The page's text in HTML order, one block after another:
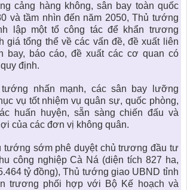
cảng hàng không, sân bay toàn quốc
và tầm nhìn đến năm 2050, Thủ tướng
lập một tổ công tác để khẩn trương
giá tổng thể về các vấn đề, đề xuất liên
bay, báo cáo, đề xuất các cơ quan có
định.
nhấn mạnh, các sân bay lưỡng
vụ tốt nhiệm vụ quân sự, quốc phòng,
huấn huyện, sẵn sàng chiến đấu và
của các đơn vị không quân.
tướng sớm phê duyệt chủ trương đầu tư
công nghiệp Cà Ná (diện tích 827 ha,
tỷ đồng), Thủ tướng giao UBND tỉnh
trương phối hợp với Bộ Kế hoạch và